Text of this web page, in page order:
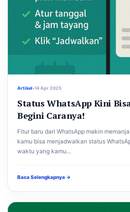
Artikel•14 Apr 2025
Status WhatsApp Kini
Begini Caranya!
Fitur baru dari WhatsApp makin
kamu bisa menjadwalkan status
waktu yang kamu...
Baca Selengkapnya →